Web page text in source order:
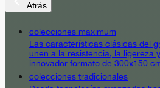
Atrás
colecciones maximum
Las características clásicas del
unen a la resistencia, la ligereza
innovador formato de 300x150
colecciones tradicionales